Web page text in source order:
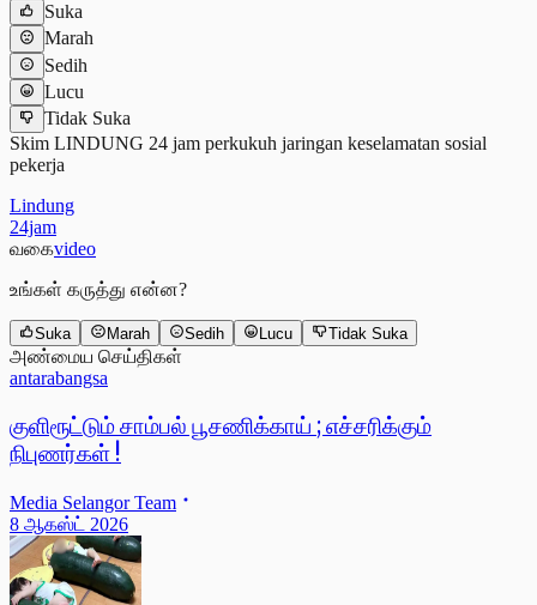
Suka
Marah
Sedih
Lucu
Tidak Suka
Skim LINDUNG 24 jam perkukuh jaringan keselamatan sosial
pekerja
Lindung
24jam
வகைvideo
உங்கள் கருத்து என்ன?
Suka Marah Sedih Lucu Tidak Suka
அண்மைய செய்திகள்
antarabangsa
குளிரூட்டும் சாம்பல் பூசணிக்காய் ; எச்சரிக்கும்
நிபுணர்கள் !
Media Selangor Team
8 ஆகஸ்ட் 2026